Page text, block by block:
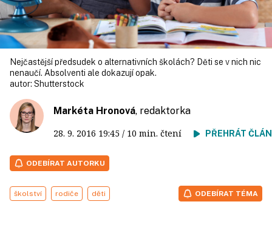
Nejčastější předsudek o alternativních školách? Děti se v nich nic
nenaučí. Absolventi ale dokazují opak.
autor: Shutterstock
Markéta Hronová, redaktorka
28. 9. 2016 19:45 / 10 min. čtení PŘEHRÁT
ODEBÍRAT AUTORKU
školství rodiče děti ODEBÍRAT TÉMA